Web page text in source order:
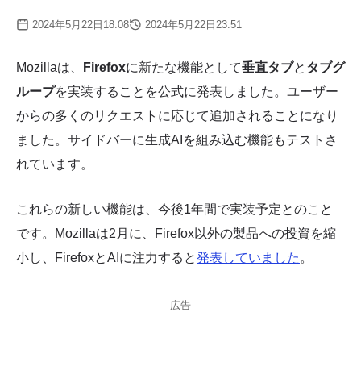
2024年5月22日18:08 2024年5月22日23:51
Mozillaは、 Firefoxに新たな機能として垂直タブと タブグ
ループを実装することを公式に発表しました。ユーザー
からの多くのリクエストに応じて追加されることになり
ました。サイドバーに生成AIを組み込む機能もテストさ
れています。
これらの新しい機能は、今後1年間で実装予定とのこと
です。Mozillaは2月に、Firefox以外の製品への投資を縮
小し、FirefoxとAIに注力すると発表していました 。
広告